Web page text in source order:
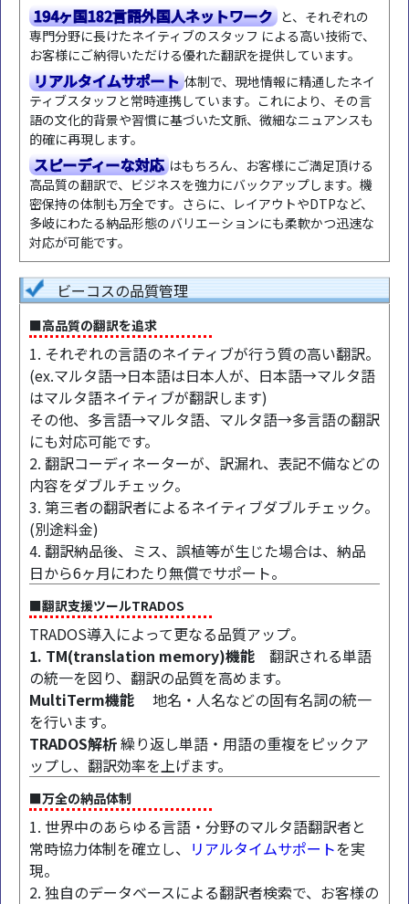
194ヶ国182言語外国人ネットワーク と、それぞれの
専門分野に長けたネイティブのスタッフ による高い技術で、
お客様にご納得いただける優れた翻訳を提供しています。
リアルタイムサポート 体制で、現地情報に精通したネイ
ティブスタッフと常時連携しています。これにより、その言
語の文化的背景や習慣に基づいた文脈、微細なニュアンスも
的確に再現します。
スピーディーな対応 はもちろん、お客様にご満足頂ける
高品質の翻訳で、ビジネスを強力にバックアップします。機
密保持の体制も万全です。さらに、レイアウトやDTPなど、
多岐にわたる納品形態のバリエーションにも柔軟かつ迅速な
対応が可能です。
ビーコスの品質管理
■高品質の翻訳を追求
1. それぞれの言語のネイティブが行う質の高い翻訳。
(ex.マルタ語→日本語は日本人が、日本語→マルタ語
はマルタ語ネイティブが翻訳します)
その他、多言語→マルタ語、マルタ語→多言語の翻訳
にも対応可能です。
2. 翻訳コーディネーターが、訳漏れ、表記不備などの
内容をダブルチェック。
3. 第三者の翻訳者によるネイティブダブルチェック。
(別途料金)
4. 翻訳納品後、ミス、誤植等が生じた場合は、納品
日から6ヶ月にわたり無償でサポート。
■翻訳支援ツールTRADOS
TRADOS導入によって更なる品質アップ。
1. TM(translation memory)機能 翻訳される単語
の統一を図り、翻訳の品質を高めます。
MultiTerm機能 地名・人名などの固有名詞の統一
を行います。
TRADOS解析繰り返し単語・用語の重複をピックア
ップし、翻訳効率を上げます。
■万全の納品体制
1. 世界中のあらゆる言語・分野のマルタ語翻訳者と
常時協力体制を確立し、 リアルタイムサポートを実
現。
2. 独自のデータベースによる翻訳者検索で、お客様の